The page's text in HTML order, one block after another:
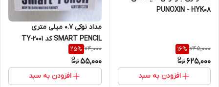
PUNOXIN - HYK08
745,000
16%
625,000
افزودن به سبد
مداد نوکی 0.7 میلی متری
SMART PENCIL کد TY-2001
74,000
25%
55,000
افزودن به سبد